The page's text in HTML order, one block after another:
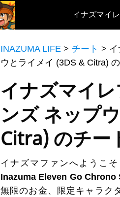
イナズマイ
INAZUMA LIFE > チート >
ウとライメイ (3DS & Citra)
イナズマイ
ンズ ネップ
Citra) のチー
イナズマファンへようこ
Inazuma Eleven Go
無限のお金、限定キャラク